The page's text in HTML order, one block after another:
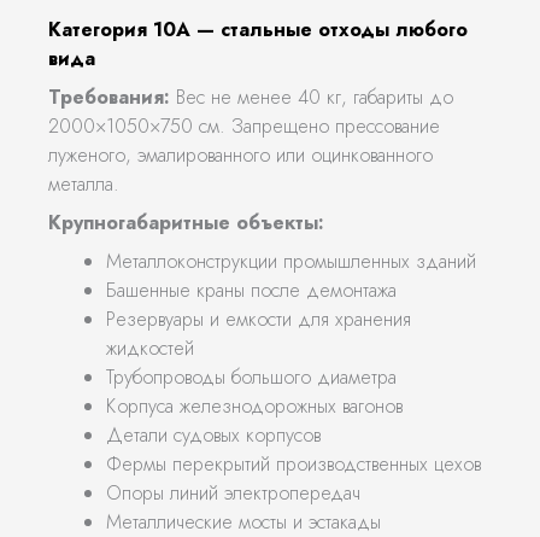
Категория 10А — стальные отходы любого
вида
Требования: Вес не менее 40 кг, габариты до
2000×1050×750 см. Запрещено прессование
луженого, эмалированного или оцинкованного
металла.
Крупногабаритные объекты:
Металлоконструкции промышленных зданий
Башенные краны после демонтажа
Резервуары и емкости для хранения
жидкостей
Трубопроводы большого диаметра
Корпуса железнодорожных вагонов
Детали судовых корпусов
Фермы перекрытий производственных цехов
Опоры линий электропередач
Металлические мосты и эстакады